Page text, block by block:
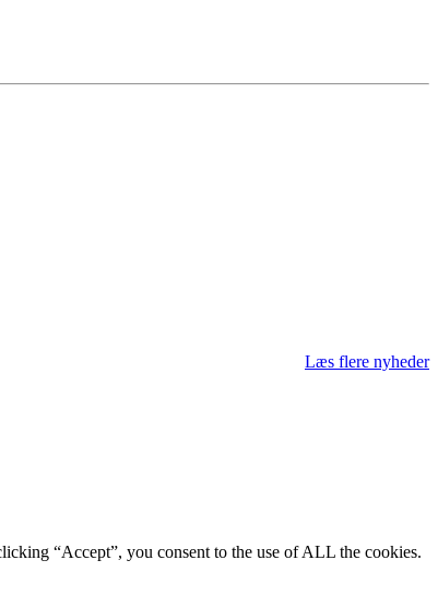
Læs flere nyheder
“Accept”, you consent to the use of ALL the cookies.